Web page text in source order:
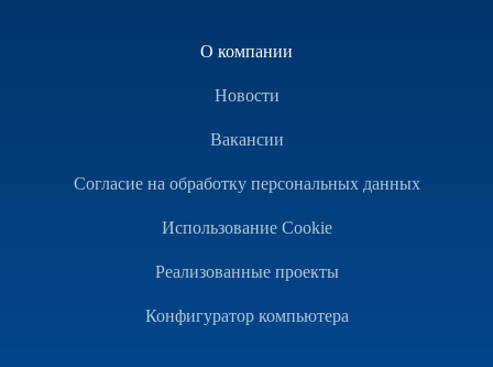
О компании
Новости
Вакансии
Согласие на обработку персональных данных
Использование Cookie
Реализованные проекты
Конфигуратор компьютера